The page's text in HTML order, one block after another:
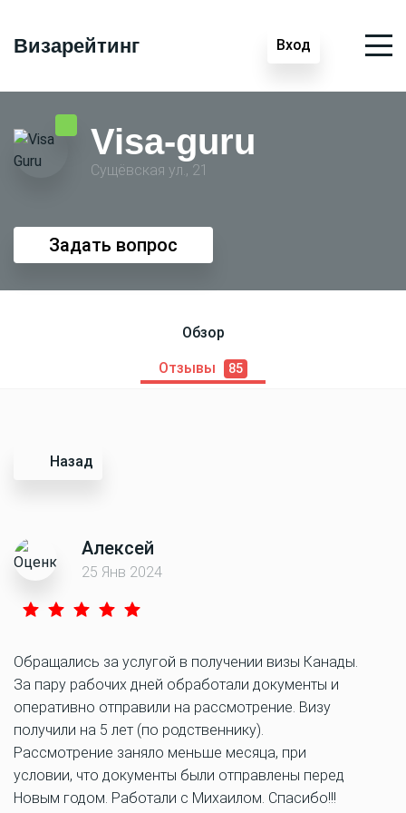
Визарейтинг Вход
Visa-guru
Сущёвская ул., 21
Задать вопрос
Обзор
Отзывы 85
Назад
Алексей
25 Янв 2024
Обращались за услугой в получении визы Канады.
За пару рабочих дней обработали документы и
оперативно отправили на рассмотрение. Визу
получили на 5 лет (по родственнику).
Рассмотрение заняло меньше месяца, при
условии, что документы были отправлены перед
Новым годом. Работали с Михаилом. Спасибо!!!